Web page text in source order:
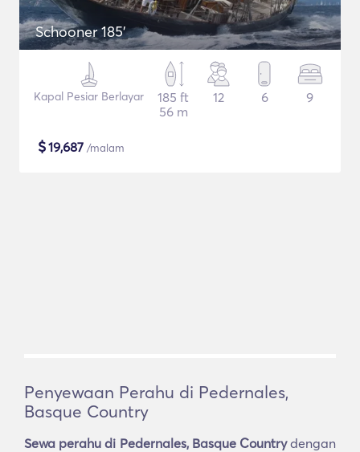
Schooner 185'
Kapal Pesiar Berlayar
185 ft
56 m
12 6 9
$19,687 /malam
Penyewaan Perahu di Pedernales,
Basque Country
Sewa perahu di Pedernales, Basque Countrydengan